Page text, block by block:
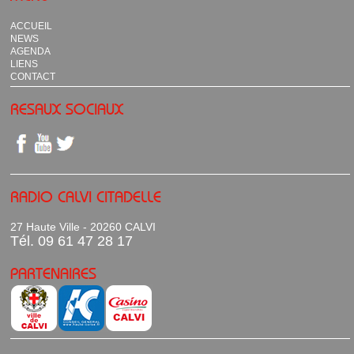
ACCUEIL
NEWS
AGENDA
LIENS
CONTACT
RESAUX SOCIAUX
RADIO CALVI CITADELLE
27 Haute Ville - 20260 CALVI
Tél. 09 61 47 28 17
PARTENAIRES